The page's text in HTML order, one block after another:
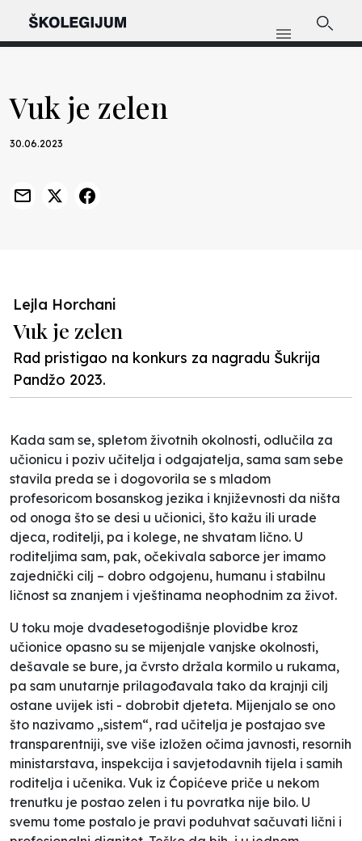
Vuk je zelen
30.06.2023
Lejla Horchani
Vuk je zelen
Rad pristigao na konkurs za nagradu Šukrija
Pandžo 2023.
Kada sam se, spletom životnih okolnosti, odlučila za
učionicu i poziv učitelja i odgajatelja, sama sam sebe
stavila preda se i dogovorila se s mladom
profesoricom bosanskog jezika i književnosti da ništa
od onoga što se desi u učionici, što kažu ili urade
djeca, roditelji, pa i kolege, ne shvatam lično. U
roditeljima sam, pak, očekivala saborce jer imamo
zajednički cilj – dobro odgojenu, humanu i stabilnu
ličnost sa znanjem i vještinama neophodnim za život.
U toku moje dvadesetogodišnje plovidbe kroz
učionice opasno su se mijenjale vanjske okolnosti,
dešavale se bure, ja čvrsto držala kormilo u rukama,
pa sam unutarnje prilagođavala tako da krajnji cilj
ostane uvijek isti - dobrobit djeteta. Mijenjalo se ono
što nazivamo „sistem“, rad učitelja je postajao sve
transparentniji, sve više izložen očima javnosti, resornih
ministarstava, inspekcija i savjetodavnih tijela i samih
roditelja i učenika. Vuk iz Ćopićeve priče u nekom
trenutku je postao zelen i tu povratka nije bilo. U
svemu tome postalo je pravi poduhvat sačuvati lični i